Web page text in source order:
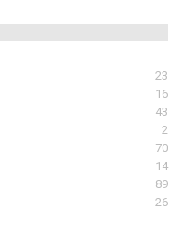
23
16
43
2
70
14
89
26